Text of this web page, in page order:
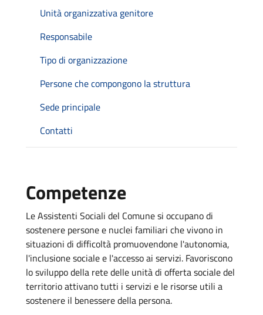
Unità organizzativa genitore
Responsabile
Tipo di organizzazione
Persone che compongono la struttura
Sede principale
Contatti
Competenze
Le Assistenti Sociali del Comune si occupano di
sostenere persone e nuclei familiari che vivono in
situazioni di difficoltà promuovendone l'autonomia,
l'inclusione sociale e l'accesso ai servizi. Favoriscono
lo sviluppo della rete delle unità di offerta sociale del
territorio attivano tutti i servizi e le risorse utili a
sostenere il benessere della persona.